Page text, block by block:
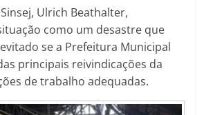
Ulrich Beathalter,
como um desastre que
se a Prefeitura Municipal
principais reivindicações da
de trabalho adequadas.